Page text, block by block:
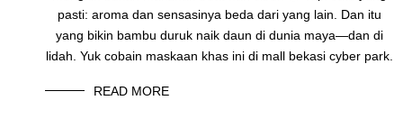
pasti: aroma dan sensasinya beda dari yang lain. Dan itu
yang bikin bambu duruk naik daun di dunia maya—dan di
lidah. Yuk cobain maskaan khas ini di mall bekasi cyber park.
READ MORE